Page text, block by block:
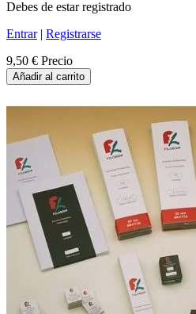
Debes de estar registrado
Entrar| Registrarse
9,50 € Precio
Añadir al carrito